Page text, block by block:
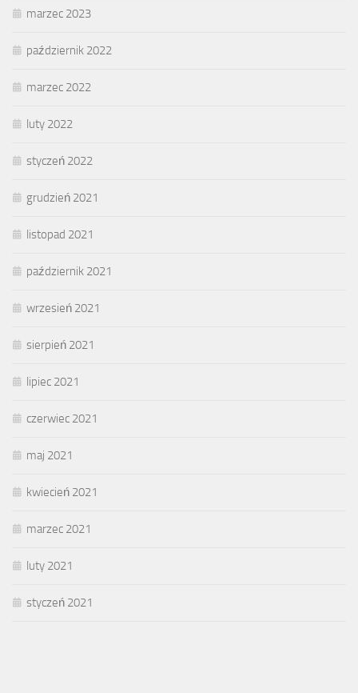
marzec 2023
październik 2022
marzec 2022
luty 2022
styczeń 2022
grudzień 2021
listopad 2021
październik 2021
wrzesień 2021
sierpień 2021
lipiec 2021
czerwiec 2021
maj 2021
kwiecień 2021
marzec 2021
luty 2021
styczeń 2021